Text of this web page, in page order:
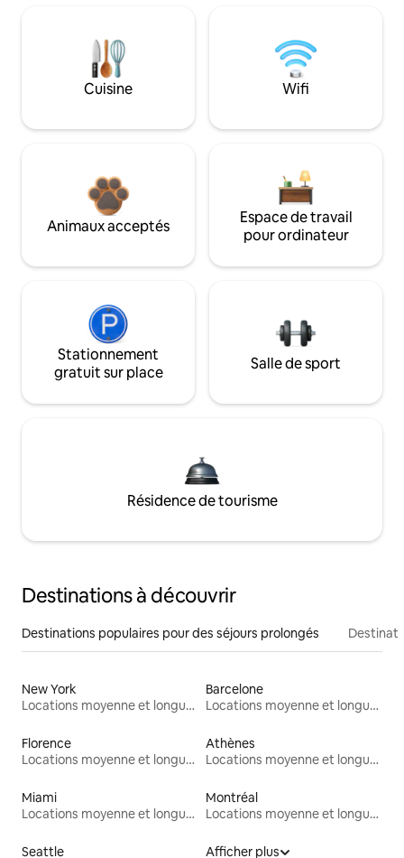
Cuisine Wifi
Animaux acceptés
Espace de travail
pour ordinateur
Stationnement
gratuit sur place
Salle de sport
Résidence de tourisme
Destinations à découvrir
Destinations populaires pour des séjours prolongés
New York
Locations moyenne et longue durée
Barcelone
Locations moyenne et longue durée
Florence
Locations moyenne et longue durée
Athènes
Locations moyenne et longue durée
Miami
Locations moyenne et longue durée
Montréal
Locations moyenne et longue durée
Seattle Afficher plus